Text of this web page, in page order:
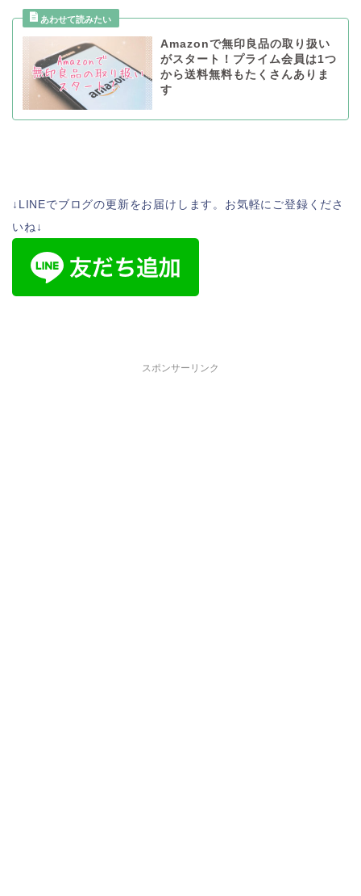
Amazonで無印良品の取り扱い
がスタート！プライム会員は1つ
から送料無料もたくさんありま
す
↓LINEでブログの更新をお届けします。お気軽にご登録くださ
いね↓
スポンサーリンク